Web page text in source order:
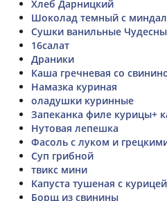
Хлеб Дарницкий
Шоколад темный с
Сушки ванильные
16салат
Драники
Каша гречневая со
Намазка куриная
оладушки куринные
Запеканка филе курицы+
Нутовая лепешка
Фасоль с луком и
Суп грибной
твикс мини
Капуста тушеная с курицей
Борщ из свинины